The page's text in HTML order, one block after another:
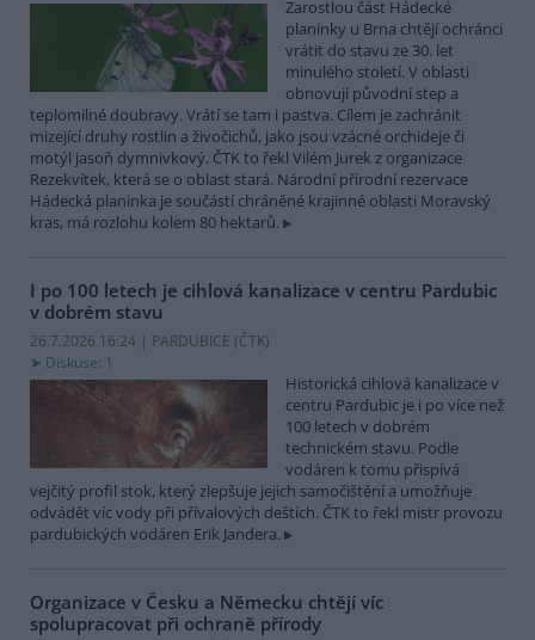
Zarostlou část Hádecké
planinky u Brna chtějí ochránci
vrátit do stavu ze 30. let
minulého století. V oblasti
obnovují původní step a
teplomilné doubravy. Vrátí se tam i pastva. Cílem je zachránit
mizející druhy rostlin a živočichů, jako jsou vzácné orchideje či
motýl jasoň dymnivkový. ČTK to řekl Vilém Jurek z organizace
Rezekvítek, která se o oblast stará. Národní přírodní rezervace
Hádecká planinka je součástí chráněné krajinné oblasti Moravský
kras, má rozlohu kolem 80 hektarů.
I po 100 letech je cihlová kanalizace v centru Pardubic
v dobrém stavu
26.7.2026 16:24 | PARDUBICE (ČTK)
Diskuse: 1
Historická cihlová kanalizace v
centru Pardubic je i po více než
100 letech v dobrém
technickém stavu. Podle
vodáren k tomu přispívá
vejčitý profil stok, který zlepšuje jejich samočištění a umožňuje
odvádět víc vody při přívalových deštích. ČTK to řekl mistr provozu
pardubických vodáren Erik Jandera.
Organizace v Česku a Německu chtějí víc
spolupracovat při ochraně přírody